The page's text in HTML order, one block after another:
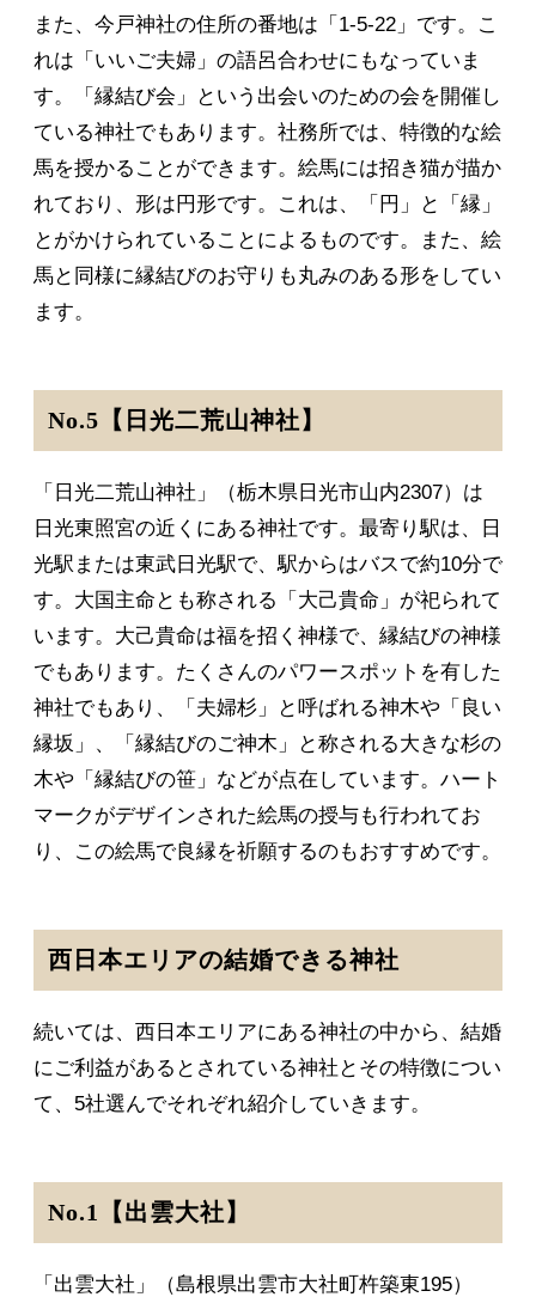
また、今戸神社の住所の番地は「1-5-22」です。こ
れは「いいご夫婦」の語呂合わせにもなっていま
す。「縁結び会」という出会いのための会を開催し
ている神社でもあります。社務所では、特徴的な絵
馬を授かることができます。絵馬には招き猫が描か
れており、形は円形です。これは、「円」と「縁」
とがかけられていることによるものです。また、絵
馬と同様に縁結びのお守りも丸みのある形をしてい
ます。
No.5【日光二荒山神社】
「日光二荒山神社」（栃木県日光市山内2307）は
日光東照宮の近くにある神社です。最寄り駅は、日
光駅または東武日光駅で、駅からはバスで約10分で
す。大国主命とも称される「大己貴命」が祀られて
います。大己貴命は福を招く神様で、縁結びの神様
でもあります。たくさんのパワースポットを有した
神社でもあり、「夫婦杉」と呼ばれる神木や「良い
縁坂」、「縁結びのご神木」と称される大きな杉の
木や「縁結びの笹」などが点在しています。ハート
マークがデザインされた絵馬の授与も行われてお
り、この絵馬で良縁を祈願するのもおすすめです。
西日本エリアの結婚できる神社
続いては、西日本エリアにある神社の中から、結婚
にご利益があるとされている神社とその特徴につい
て、5社選んでそれぞれ紹介していきます。
No.1【出雲大社】
「出雲大社」（島根県出雲市大社町杵築東195）